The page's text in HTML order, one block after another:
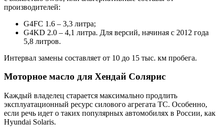
производителей:
G4FC 1.6 – 3,3 литра;
G4KD 2.0 – 4,1 литра. Для версий, начиная с 2012 года
5,8 литров.
Интервал замены составляет от 10 до 15 тыс. км пробега.
Моторное масло для Хендай Солярис
Каждый владелец старается максимально продлить
эксплуатационный ресурс силового агрегата ТС. Особенно,
если речь идет о таких популярных автомобилях в России, как
Hyundai Solaris.